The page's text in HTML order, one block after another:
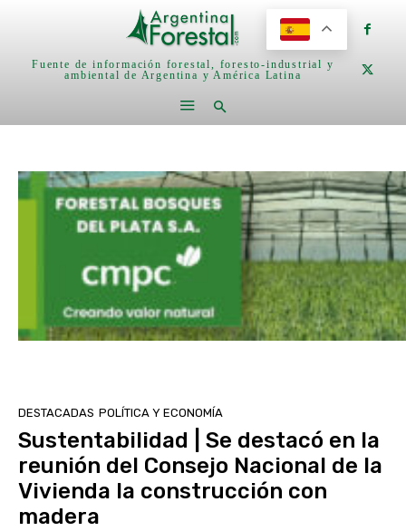
Fuente de información forestal, foresto-industrial y
ambiental de Argentina y América Latina
DESTACADAS POLÍTICA Y ECONOMÍA
Sustentabilidad | Se destacó en la
reunión del Consejo Nacional de la
Vivienda la construcción con
madera